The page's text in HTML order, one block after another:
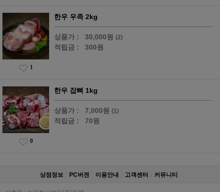
한우 우족 2kg
상품가 : 30,000원 (2)
적립금 : 300원
1
한우 잡뼈 1kg
상품가 : 7,000원 (1)
적립금 : 70원
0
상점정보 PC버젼 이용안내 고객센터 커뮤니티